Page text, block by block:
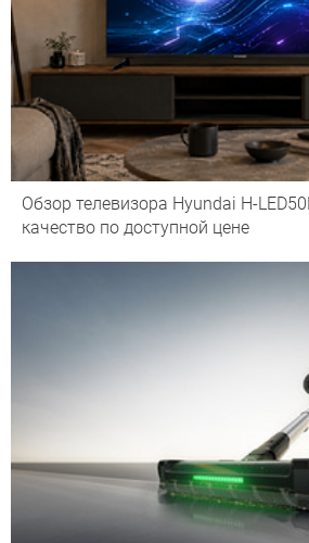
Обзор телевизора Hyundai H-
качество по доступной цене